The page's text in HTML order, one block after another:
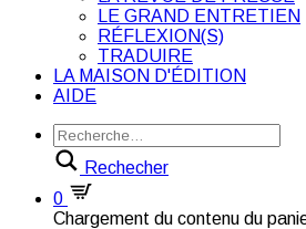
LE GRAND ENTRETIEN
RÉFLEXION(S)
TRADUIRE
LA MAISON D'ÉDITION
AIDE
Rechecher
0
Chargement du contenu du